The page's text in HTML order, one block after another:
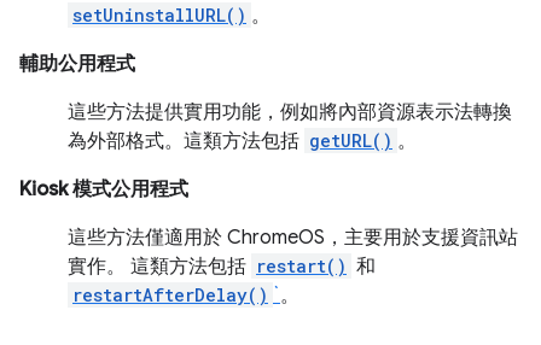
setUninstallURL() 。
輔助公用程式
這些方法提供實用功能，例如將內部資源表示法轉換
為外部格式。這類方法包括 getURL() 。
Kiosk 模式公用程式
這些方法僅適用於 ChromeOS，主要用於支援資訊站
實作。 這類方法包括 restart() 和
restartAfterDelay() `。